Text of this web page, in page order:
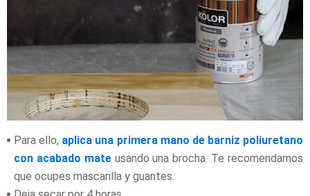
Para ello, aplica una primera mano de barniz poliuretano
con acabado mateusando una brocha. Te recomendamos
que ocupes mascarilla y guantes.